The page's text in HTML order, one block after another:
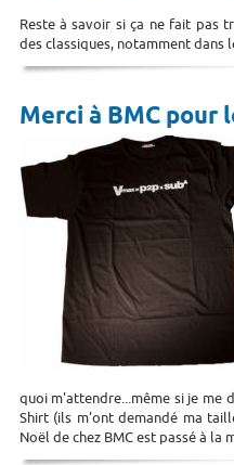
Reste à savoir si ça ne fait pas
des classiques, notamment dans
Merci à BMC pour
quoi m'attendre...même si je me
Shirt (ils m'ont demandé ma
Noël de chez BMC est passé à la